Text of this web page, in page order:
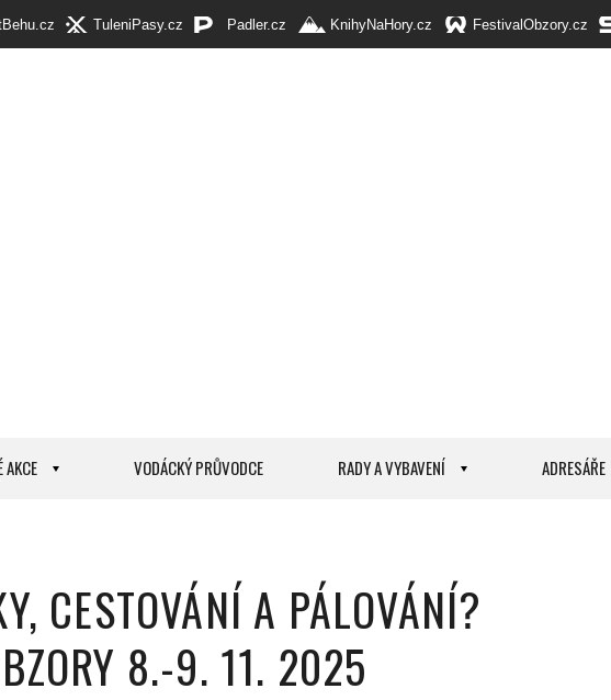
TuleniPasy.cz Padler.cz KnihyNaHory.cz FestivalObzory.cz
AKCE VODÁCKÝ PRŮVODCE RADY A VYBAVENÍ ADRESÁŘE
CESTOVÁNÍ A PÁLOVÁNÍ?
8.-9. 11. 2025